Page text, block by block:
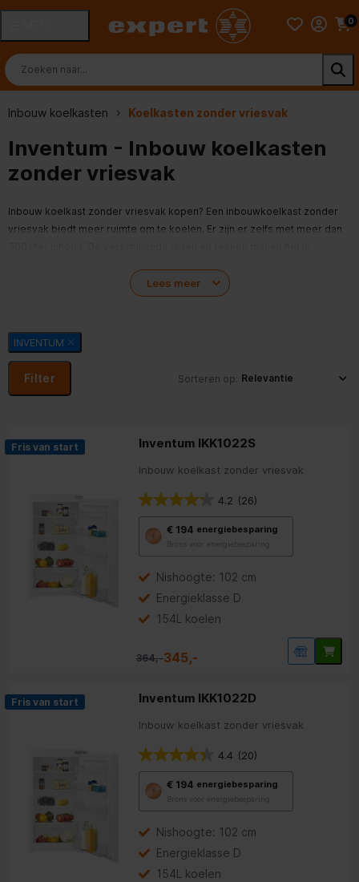
0
Inbouw koelkasten Koelkasten zonder vriesvak
Inventum - Inbouw koelkasten
zonder vriesvak
Inbouw koelkast zonder vriesvak kopen? Een inbouwkoelkast zonder
vriesvak biedt meer ruimte om te koelen. Er zijn er zelfs met meer dan
etenswaren op te bergen en te bewaren. Ook zijn er in de meeste
koelkasten lades aanwezig om verse producten zoals groente of kaas
Expert.
Lees meer
INVENTUM
Filter Sorteren op:
Fris van start Inventum IKK1022S
Inbouw koelkast zonder vriesvak
4.2 (26)
€ 194 energiebesparing
Brons voor energiebesparing
deze
Youreko’s
voor
energiebesparing.
Nishoogte: 102 cm
Energieklasse D
154L koelen
364,-345,-
Fris van start Inventum IKK1022D
Inbouw koelkast zonder vriesvak
4.4 (20)
€ 194 energiebesparing
Brons voor energiebesparing
deze
Youreko’s
voor
energiebesparing.
Nishoogte: 102 cm
Energieklasse D
154L koelen